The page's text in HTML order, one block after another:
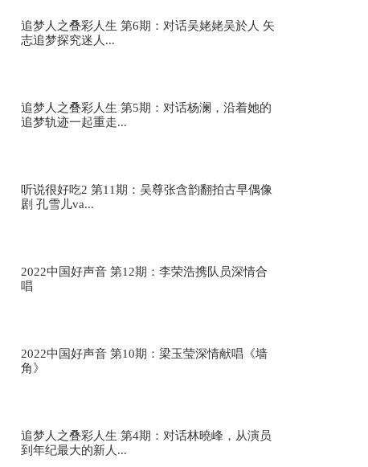
追梦人之叠彩人生 第6期：对话吴姥姥吴於人 矢
志追梦探究迷人...
追梦人之叠彩人生 第5期：对话杨澜，沿着她的
追梦轨迹一起重走...
听说很好吃2 第11期：吴尊张含韵翻拍古早偶像
剧 孔雪儿va...
2022中国好声音 第12期：李荣浩携队员深情合
唱
2022中国好声音 第10期：梁玉莹深情献唱《墙
角》
追梦人之叠彩人生 第4期：对话林曉峰，从演员
到年纪最大的新人...